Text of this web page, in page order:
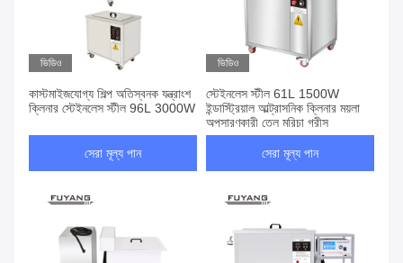
ভিডিও
কাস্টমাইজযোগ্য শিল্প অতিস্বনক যন্ত্রাংশ
ক্লিনার স্টেইনলেস স্টীল 96L 3000W
সেরা মূল্য পান
ভিডিও
স্টেইনলেস স্টীল 61L 1500W
ইন্ডাস্ট্রিয়াল আল্ট্রাসনিক ক্লিনার ময়লা
অপসারণকারী তেল মরিচা গ্রীস
সেরা মূল্য পান